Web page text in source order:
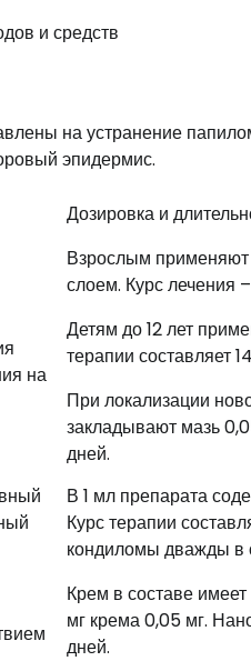
на устранение
эпидермис.
Дозировка и
на
Взрослым применяют
слоем. Курс лечения
Детям до 12 лет
терапии составляет
При локализации
закладывают мазь
дней.
В 1 мл препарата
Курс терапии
кондиломы дважды в
Крем в составе
мг крема 0,05 мг.
дней.